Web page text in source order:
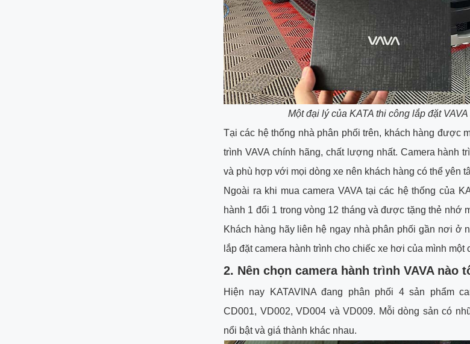
Một đại lý của KATA thi công lắp đặt
Tại các hệ thống nhà phân phối trên, khách hàng được
trình VAVA chính hãng, chất lượng nhất. Camera hành
và phù hợp với mọi dòng xe nên khách hàng có thể yên
Ngoài ra khi mua camera VAVA tại các hệ thống của
hành 1 đổi 1 trong vòng 12 tháng và được tặng thẻ nhớ
Khách hàng hãy liên hệ ngay nhà phân phối gần nơi ở
lắp đặt camera hành trình cho chiếc xe hơi của mình một
2. Nên chọn camera hành trình VAVA nào
Hiện nay KATAVINA đang phân phối 4 sản phẩm
CD001, VD002, VD004 và VD009. Mỗi dòng sản có
nổi bật và giá thành khác nhau.